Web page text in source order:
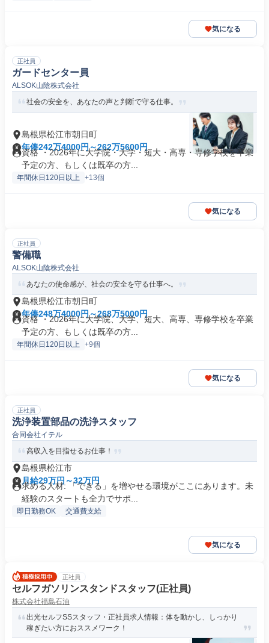
気になる
正社員
ガードセンター員
ALSOK山陰株式会社
社会の安全を、あなたの声と判断で守る仕事。
島根県松江市朝日町
年俸242万4000円～262万5600円
資格 ・2026年に大学院・大学・短大・高専・専修学校を卒業
予定の方、もしくは既卒の方...
年間休日120日以上 +13個
気になる
正社員
警備職
ALSOK山陰株式会社
あなたの使命感が、社会の安全を守る仕事へ。
島根県松江市朝日町
年俸248万4000円～268万5000円
資格 ・2026年に大学院、大学、短大、高専、専修学校を卒業
予定の方、もしくは既卒の方...
年間休日120日以上 +9個
気になる
正社員
洗浄装置部品の洗浄スタッフ
合同会社イテル
高収入を目指せるお仕事！
島根県松江市
月給29万円～32万円
求める人材: 「できる」を増やせる環境がここにあります。未
経験のスタートも全力でサポ...
即日勤務OK 交通費支給
気になる
正社員
セルフガソリンスタンドスタッフ​(正社員)
株式会社福島石油
出光セルフSSスタッフ・正社員求人情報：体を動かし、しっかり
稼ぎたい方におススメワーク！